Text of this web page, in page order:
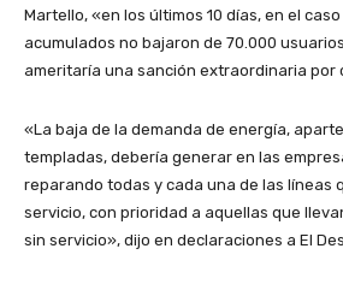
Martello, «en los últimos 10 días, en el
acumulados no bajaron de 70.000
ameritaría una sanción extraordinaria por
«La baja de la demanda de energía,
templadas, debería generar en las
reparando todas y cada una de las líneas
servicio, con prioridad a aquellas que
sin servicio», dijo en declaraciones a El